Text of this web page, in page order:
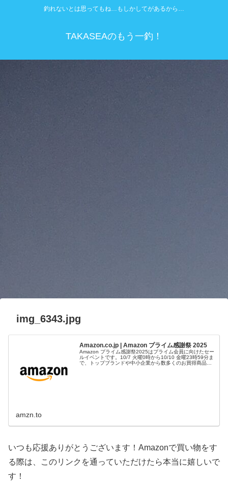
釣れないとは思ってもね…もしかしてがあるから…
TAKASEAのもう一釣！
img_6343.jpg
Amazon.co.jp | Amazon プライム感謝祭 2025
Amazon プライム感謝祭2025はプライム会員に向けたセー
ルイベントです。10/7 火曜0時から10/10 金曜23時59分ま
で、トップブランドや中小企業から数多くのお買得商品が
amzn.to
いつも応援ありがとうございます！Amazonで買い物をす
る際は、このリンクを通っていただけたら本当に嬉しいで
す！